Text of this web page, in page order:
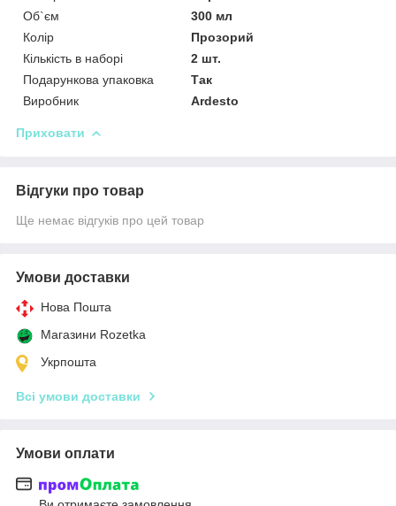
Об`єм
300 мл
Колір
Прозорий
Кількість в наборі
2 шт.
Подарункова упаковка
Так
Виробник
Ardesto
Приховати
Відгуки про товар
Ще немає відгуків про цей товар
Умови доставки
Нова Пошта
Магазини Rozetka
Укрпошта
Всі умови доставки
Умови оплати